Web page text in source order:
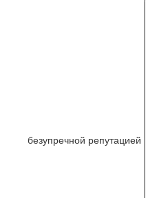
безупречной репутацией